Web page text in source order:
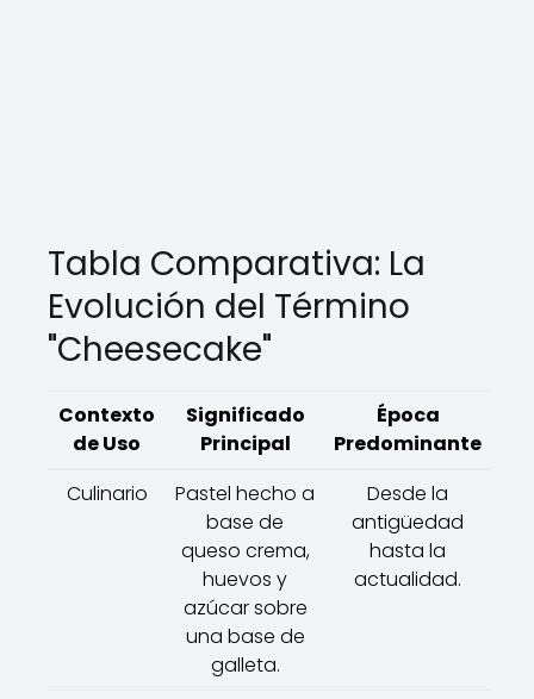
Tabla Comparativa: La
Evolución del Término
"Cheesecake"
Contexto
de Uso
Significado
Principal
Época
Predominante
Culinario
Pastel hecho a
base de
queso crema,
huevos y
azúcar sobre
una base de
galleta.
Desde la
antigüedad
hasta la
actualidad.